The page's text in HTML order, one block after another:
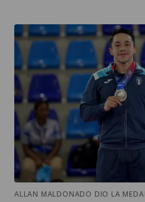
ALLAN MALDONADO DIO LA